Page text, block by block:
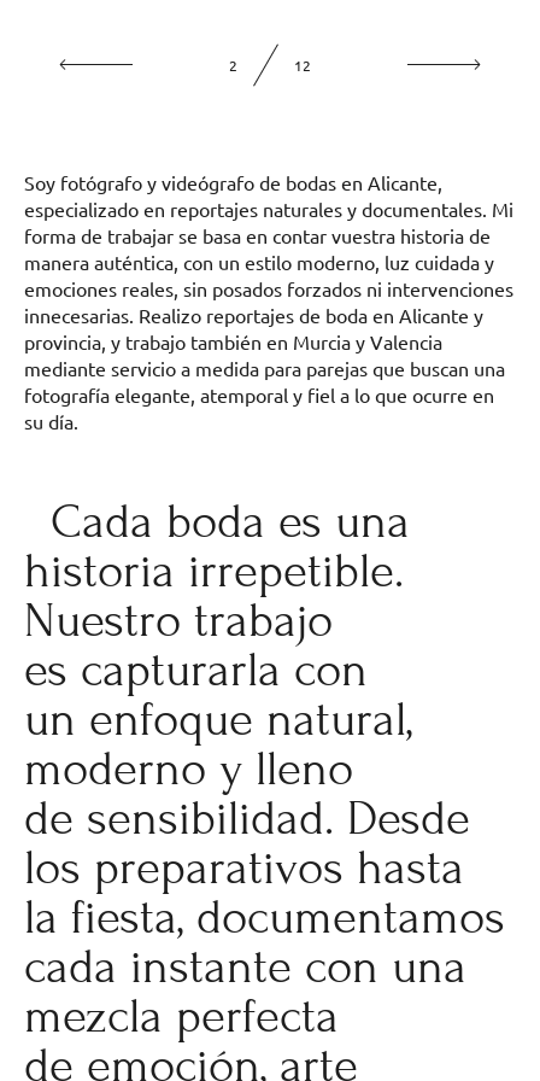
2 12
Soy fotógrafo y videógrafo de bodas en Alicante,
especializado en reportajes naturales y documentales. Mi
forma de trabajar se basa en contar vuestra historia de
manera auténtica, con un estilo moderno, luz cuidada y
emociones reales, sin posados forzados ni intervenciones
innecesarias. Realizo reportajes de boda en Alicante y
provincia, y trabajo también en Murcia y Valencia
mediante servicio a medida para parejas que buscan una
fotografía elegante, atemporal y fiel a lo que ocurre en
su día.
Cada boda es una
historia irrepetible.
Nuestro trabajo
es capturarla con
un enfoque natural,
moderno y lleno
de sensibilidad. Desde
los preparativos hasta
la fiesta, documentamos
cada instante con una
mezcla perfecta
de emoción, arte